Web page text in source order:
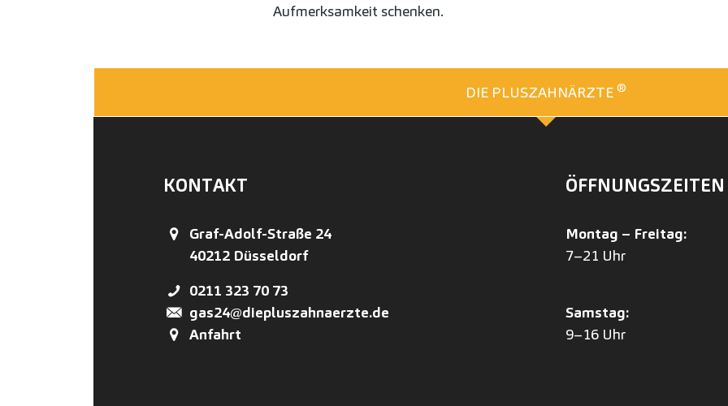
Aufmerksamkeit schenken.
DIE PLUSZAHNÄRZTE ®
KONTAKT
Graf-Adolf-Straße 24
40212 Düsseldorf
0211 323 70 73
gas24@diepluszahnaerzte.de
Anfahrt
ÖFFNUNGSZEITEN
Montag – Freitag:
7–21 Uhr
Samstag:
9–16 Uhr